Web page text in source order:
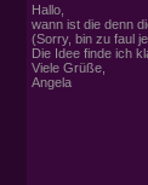
Hallo,
wann ist die denn
(Sorry, bin zu faul
Die Idee finde ich
Viele Grüße,
Angela